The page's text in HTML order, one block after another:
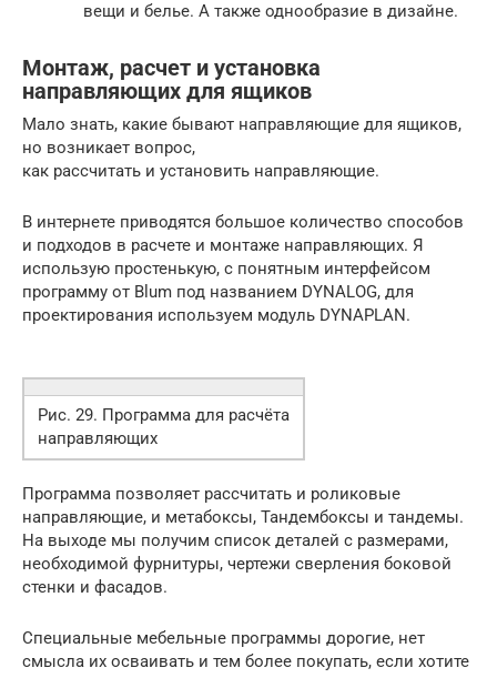
вещи и белье. А также однообразие в дизайне.
Монтаж, расчет и установка
направляющих для ящиков
Мало знать, какие бывают направляющие для ящиков,
но возникает вопрос,
как рассчитать и установить направляющие.
В интернете приводятся большое количество способов
и подходов в расчете и монтаже направляющих. Я
использую простенькую, с понятным интерфейсом
программу от Blum под названием DYNALOG, для
проектирования используем модуль DYNAPLAN.
Рис. 29. Программа для расчёта
направляющих
Программа позволяет рассчитать и роликовые
направляющие, и метабоксы, Тандембоксы и тандемы.
На выходе мы получим список деталей с размерами,
необходимой фурнитуры, чертежи сверления боковой
стенки и фасадов.
Специальные мебельные программы дорогие, нет
смысла их осваивать и тем более покупать, если хотите